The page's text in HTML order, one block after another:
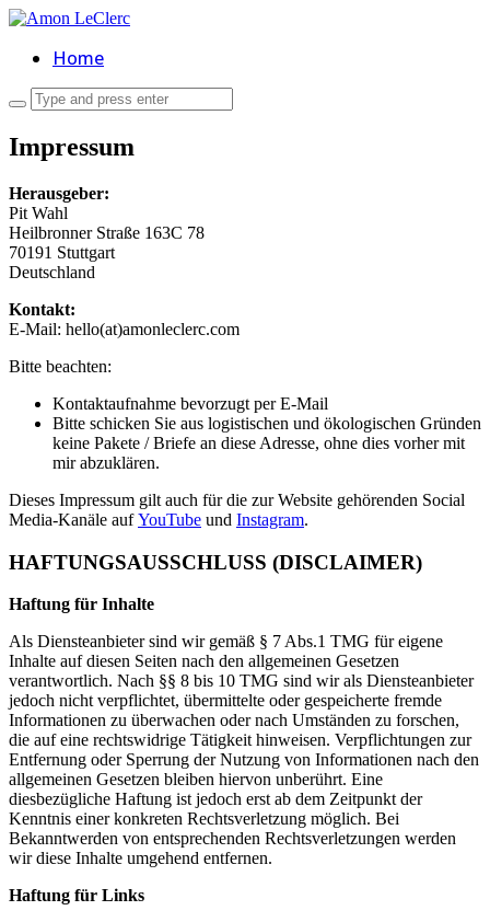
Home
Impressum
Herausgeber:
Pit Wahl
Heilbronner Straße 163C 78
70191 Stuttgart
Deutschland
Kontakt:
E-Mail: hello(at)amonleclerc.com
Bitte beachten:
Kontaktaufnahme bevorzugt per E-Mail
Bitte schicken Sie aus logistischen und ökologischen Gründen
keine Pakete / Briefe an diese Adresse, ohne dies vorher mit
mir abzuklären.
Dieses Impressum gilt auch für die zur Website gehörenden Social
Media-Kanäle aufYouTube und Instagram.
HAFTUNGSAUSSCHLUSS (DISCLAIMER)
Haftung für Inhalte
Als Diensteanbieter sind wir gemäß § 7 Abs.1 TMG für eigene
Inhalte auf diesen Seiten nach den allgemeinen Gesetzen
verantwortlich. Nach §§ 8 bis 10 TMG sind wir als Diensteanbieter
jedoch nicht verpflichtet, übermittelte oder gespeicherte fremde
Informationen zu überwachen oder nach Umständen zu forschen,
die auf eine rechtswidrige Tätigkeit hinweisen. Verpflichtungen zur
Entfernung oder Sperrung der Nutzung von Informationen nach den
allgemeinen Gesetzen bleiben hiervon unberührt. Eine
diesbezügliche Haftung ist jedoch erst ab dem Zeitpunkt der
Kenntnis einer konkreten Rechtsverletzung möglich. Bei
Bekanntwerden von entsprechenden Rechtsverletzungen werden
wir diese Inhalte umgehend entfernen.
Haftung für Links